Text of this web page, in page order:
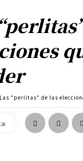
Las "perlitas" de las